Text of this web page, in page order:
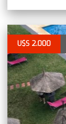
U$S 2.000